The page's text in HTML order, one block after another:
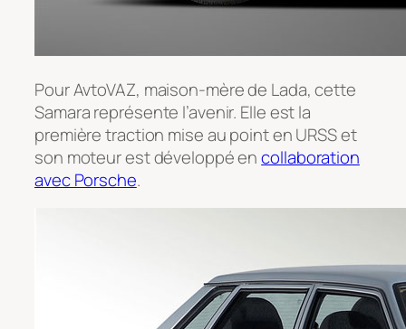
Pour AvtoVAZ, maison-mère de Lada, cette
Samara représente l’avenir. Elle est la
première traction mise au point en URSS et
son moteur est développé encollaboration
avec Porsche.